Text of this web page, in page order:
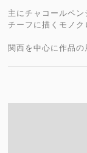
主にチャコールペ
チーフに描くモノク
関西を中心に作品の